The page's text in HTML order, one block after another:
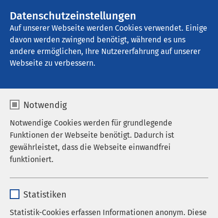
Datenschutzeinstellungen
Auf unserer Webseite werden Cookies verwendet. Einige
davon werden zwingend benötigt, während es uns
andere ermöglichen, Ihre Nutzererfahrung auf unserer
Webseite zu verbessern.
Notwendig
Notwendige Cookies werden für grundlegende
Funktionen der Webseite benötigt. Dadurch ist
gewährleistet, dass die Webseite einwandfrei
funktioniert.
Anbieter sgalinski
Statistiken
Statistik-Cookies erfassen Informationen anonym. Diese
Startseite der AMEOS Gruppe Zum neuen wir